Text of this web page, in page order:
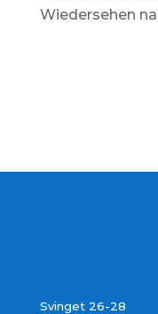
Wiedersehen
Svinget 26-28